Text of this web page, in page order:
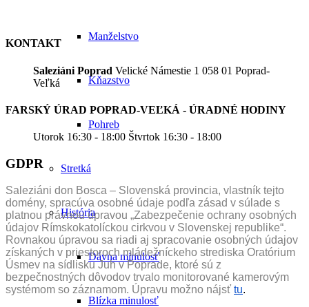
Manželstvo
Kňazstvo
Pohreb
Stretká
História
Dávna minulosť
Blízka minulosť
KONTAKT
Saleziáni Poprad Velické Námestie 1 058 01 Poprad-
Veľká
FARSKÝ ÚRAD POPRAD-VEĽKÁ - ÚRADNÉ HODINY
Utorok 16:30 - 18:00 Štvrtok 16:30 - 18:00
GDPR
Saleziáni don Bosca – Slovenská provincia, vlastník tejto
domény, spracúva osobné údaje podľa zásad v súlade s
platnou právnou úpravou „Zabezpečenie ochrany osobných
údajov Rímskokatolíckou cirkvou v Slovenskej republike“.
Rovnakou úpravou sa riadi aj spracovanie osobných údajov
získaných v priestoroch mládežníckeho strediska Oratórium
Úsmev na sídlisku Juh v Poprade, ktoré sú z
bezpečnostných dôvodov trvalo monitorované kamerovým
systémom so záznamom. Úpravu možno nájsť tu.